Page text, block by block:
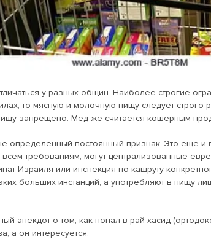
у разных общин. Наиболее строгие
то мясную и молочную пищу следует строго
запрещено. Мед же считается кошерным
определенный постоянный признак. Это еще и
всем требованиям, могут централизованные
Израиля или инспекция по кашруту
больших инстанций, а употребляют в пищу
анекдот о том, как попал в рай хасид
а он интересуется: